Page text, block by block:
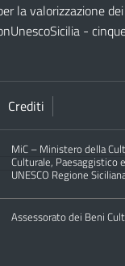
la valorizzazione
-
Crediti
MiC – Ministero della
Culturale, Paesaggistico
UNESCO Regione
Assessorato dei Beni